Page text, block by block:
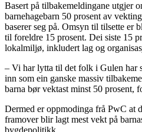
Basert på tilbakemeldingane utgjer
barnehagebarn 50 prosent av
baserer seg på. Omsyn til tilsette er
til foreldre 15 prosent. Dei siste 15
lokalmiljø, inkludert lag og
– Vi har lytta til det folk i Gulen har
inn som ein ganske massiv
barna bør vektast minst 50 prosent,
Dermed er oppmodinga frå PwC at
framover blir lagt mest vekt på